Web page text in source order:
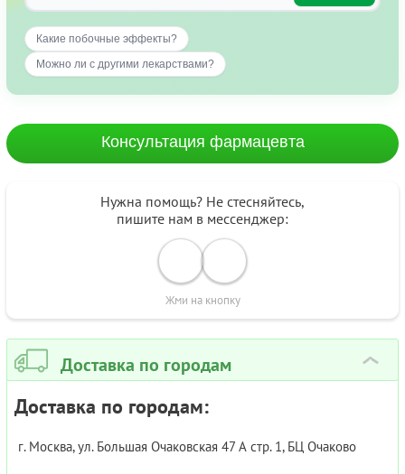
Какие побочные эффекты?
Можно ли с другими лекарствами?
Консультация фармацевта
Нужна помощь? Не стесняйтесь,
пишите нам в мессенджер:
Жми на кнопку
Доставка по городам ›
Доставка по городам:
г. Москва, ул. Большая Очаковская 47 А стр. 1, БЦ Очаково